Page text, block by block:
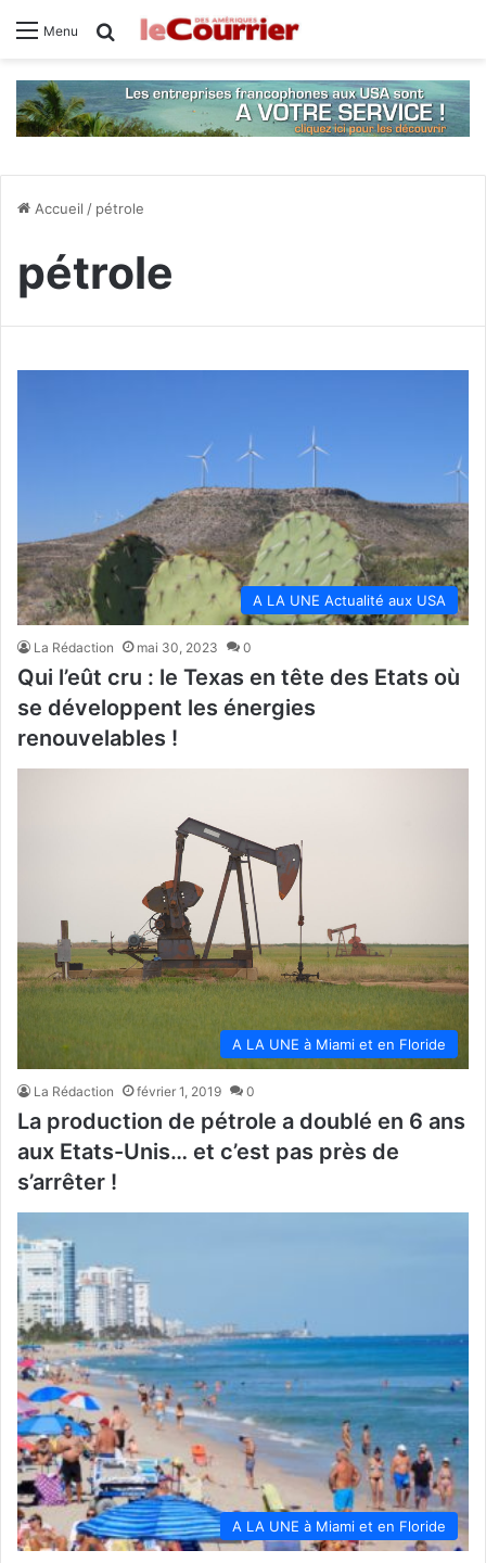
Menu Rechercher
Accueil / pétrole
pétrole
A LA UNE Actualité aux USA
La Rédaction mai 30, 2023 0
Qui l’eût cru : le Texas en tête des Etats où
se développent les énergies
renouvelables !
A LA UNE à Miami et en Floride
La Rédaction février 1, 2019 0
La production de pétrole a doublé en 6 ans
aux Etats-Unis… et c’est pas près de
s’arrêter !
A LA UNE à Miami et en Floride